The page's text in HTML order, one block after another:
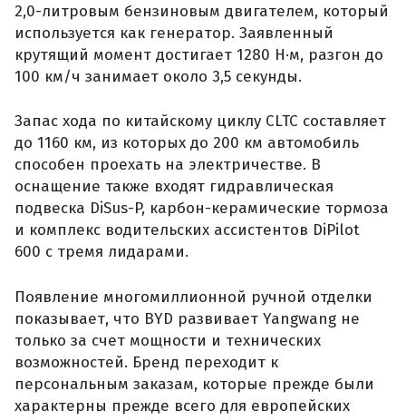
2,0-литровым бензиновым двигателем, который
используется как генератор. Заявленный
крутящий момент достигает 1280 Н·м, разгон до
100 км/ч занимает около 3,5 секунды.
Запас хода по китайскому циклу CLTC составляет
до 1160 км, из которых до 200 км автомобиль
способен проехать на электричестве. В
оснащение также входят гидравлическая
подвеска DiSus-P, карбон-керамические тормоза
и комплекс водительских ассистентов DiPilot
600 с тремя лидарами.
Появление многомиллионной ручной отделки
показывает, что BYD развивает Yangwang не
только за счет мощности и технических
возможностей. Бренд переходит к
персональным заказам, которые прежде были
характерны прежде всего для европейских